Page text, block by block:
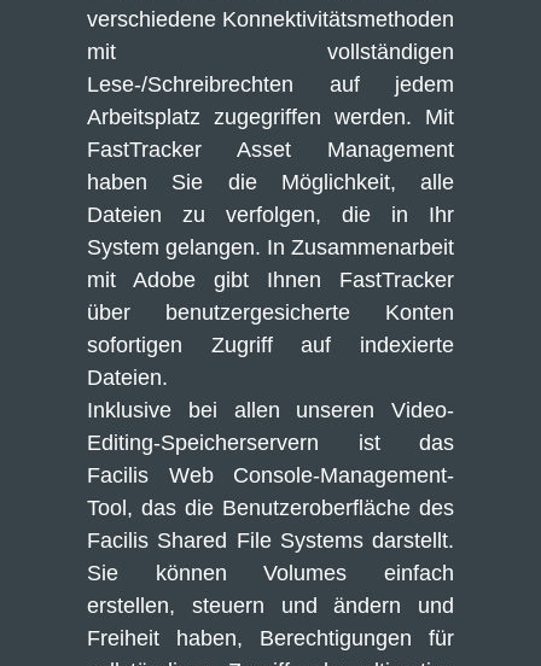
verschiedene Konnektivitätsmethoden
mit vollständigen
Lese-/Schreibrechten auf jedem
Arbeitsplatz zugegriffen werden. Mit
FastTracker Asset Management
haben Sie die Möglichkeit, alle
Dateien zu verfolgen, die in Ihr
System gelangen. In Zusammenarbeit
mit Adobe gibt Ihnen FastTracker
über benutzergesicherte Konten
sofortigen Zugriff auf indexierte
Dateien.
Inklusive bei allen unseren Video-
Editing-Speicherservern ist das
Facilis Web Console-Management-
Tool, das die Benutzeroberfläche des
Facilis Shared File Systems darstellt.
Sie können Volumes einfach
erstellen, steuern und ändern und
Freiheit haben, Berechtigungen für